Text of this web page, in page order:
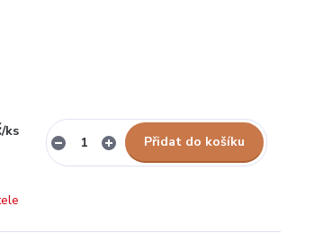
/ks
Přidat do košíku